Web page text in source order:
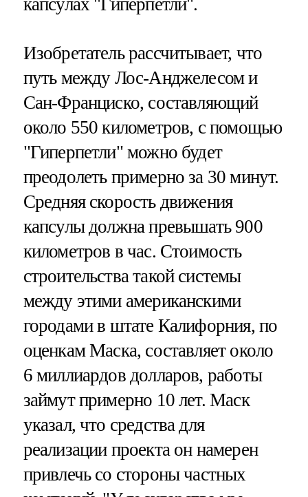
Изобретатель рассчитывает, что
путь между Лос-Анджелесом и
Сан-Франциско, составляющий
около 550 километров, с помощью
"Гиперпетли" можно будет
преодолеть примерно за 30 минут.
Средняя скорость движения
капсулы должна превышать 900
километров в час. Стоимость
строительства такой системы
между этими американскими
городами в штате Калифорния, по
оценкам Маска, составляет около
6 миллиардов долларов, работы
займут примерно 10 лет. Маск
указал, что средства для
реализации проекта он намерен
привлечь со стороны частных